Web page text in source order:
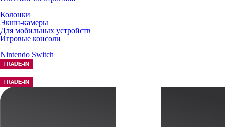
Колонки
Экшн-камеры
Для мобильных устройств
Игровые консоли
Nintendo Switch